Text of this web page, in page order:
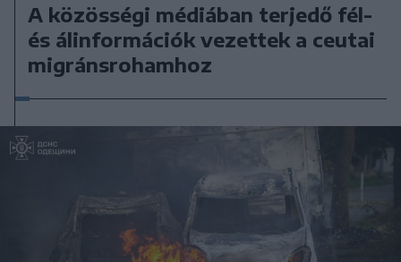
A közösségi médiában terjedő fél-
és álinformációk vezettek a ceutai
migránsrohamhoz